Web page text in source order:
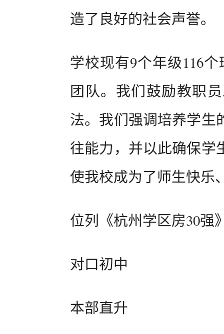
造了良好的社会声誉。
学校现有9个年级116
团队。我们鼓励教职
法。我们强调培养学生
往能力，并以此确保学
使我校成为了师生快乐
位列《杭州学区房30强
对口初中
本部直升